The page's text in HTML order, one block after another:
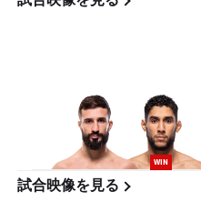
WIN
試合映像を見る